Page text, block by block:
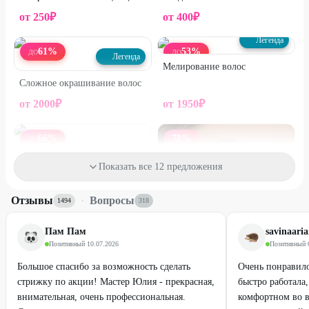
Промокод не суммируется с другими спецпредложениями
от 250₽ от 400₽
ДО61% Легенда
Сложное окрашивание волос
от 2000₽
ДО53%
Легенда
Мелирование волос
от 1950₽
тонирование и
декапирование волос
Легенда
Показать все 12 предложения
Отзывы 1494 · Вопросы 318
Пам Пам
Позитивный·10.07.2026
Большое спасибо за возможность сделать
стрижку по акции! Мастер Юлия - прекрасная,
внимательная, очень профессиональная.
Позитивный·
Очень
быстро
комфортном во